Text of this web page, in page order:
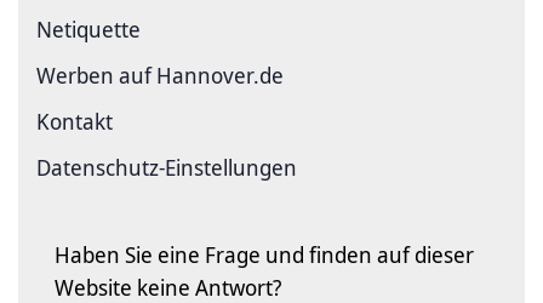
Netiquette
Werben auf Hannover.de
Kontakt
Datenschutz-Einstellungen
Haben Sie eine Frage und finden auf dieser
Website keine Antwort?